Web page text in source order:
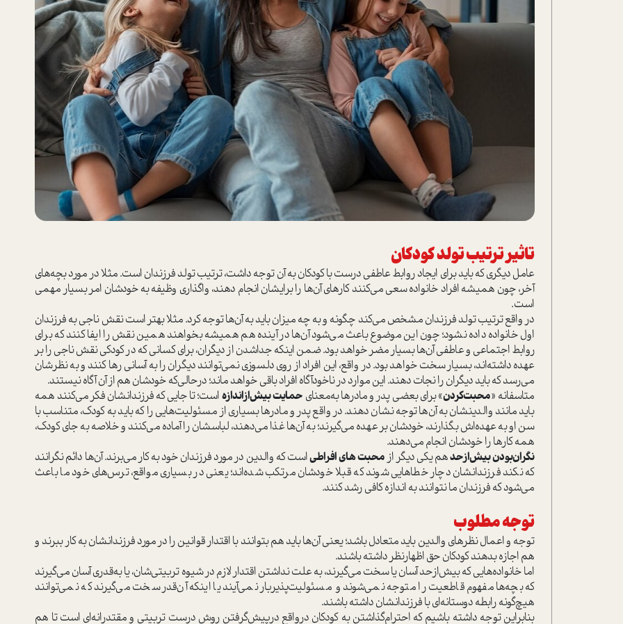
تاثیر ترتيب تولد كودكان
عامل ديگري كه بايد براي ايجاد روابط عاطفي درست با كودكان به آن توجه داشت، ترتيب تولد فرزندان است. مثلا در مورد بچه‌هاي
آخر، چون هميشه افراد خانواده سعي می‌کنند كارهاي آن‌ها را برايشان انجام دهند، واگذاري وظيفه به خودشان امر بسيار مهمي
است.
در واقع ترتيب تولد فرزندان مشخص مي‌كند چگونه و به چه ميزان بايد به آن‌ها توجه كرد. مثلا بهتر است نقش ناجي به فرزندان
اول خانواده داده نشود؛ چون اين موضوع باعث مي‌شود آن‌ها در آينده هم هميشه بخواهند همين نقش را ايفا كنند كه براي
روابط اجتماعي و عاطفي آن‌ها بسيار مضر خواهد بود. ضمن اینکه جد‌اشدن از ديگران، براي كساني كه در كودكي نقش ناجي را بر
عهده داشته‌اند، بسيار سخت خواهد بود. در واقع، اين افراد از روي دلسوزي نمي‌توانند ديگران را به آساني رها كنند و به نظرشان
مي‌رسد که بايد ديگران را نجات دهند. اين موارد در ناخود‌آگاه افراد باقي خواهد ماند؛ در‌حالي‌كه خودشان هم از آن آگاه نيستند.
متاسفانه «محبت‌كردن» براي بعضي پدر و مادرها به‌معناي حمايت بيش‌از‌اندازهاست؛ تا جايي كه فرزندانشان فكر مي‌كنند همه
بايد مانند والدينشان به آن‌ها توجه نشان دهند. در واقع پدر و مادرها بسياري از مسئوليت‌هايي را كه بايد به كودك، متناسب با
سن او به عهده‌اش بگذارند، خودشان بر عهده مي‌گيرند؛ به آن‌ها غذا مي‌دهند، لباسشان را آماده می‌کنند و خلاصه به جاي كودك،
همه كارها را خودشان انجام مي‌دهند.
نگران‌بودن بيش‌از‌حدهم يكي ديگر ازمحبت هاي افراطياست كه والدين در مورد فرزندان خود به كار مي‌برند. آن‌ها دائم نگرانند
که نكند فرزندانشان دچار خطاهايي شوند كه قبلا خودشان مرتكب شده‌اند؛ يعني در بسياري مواقع، ترس‌هاي خود ما باعث
مي‌شود که فرزندان ما نتوانند به اندازه كافي رشد كنند.
توجه مطلوب
توجه و اعمال نظرهاي والدين بايد متعادل باشد؛ يعني آن‌ها بايد هم بتوانند با اقتدار قوانين را در مورد فرزندانشان به كار ببرند و
هم اجازه بدهند كودكان حق اظهار‌نظر داشته باشند.
اما خانواده‌هايي كه بیش‌ازحد آسان يا سخت مي‌گيرند، به علت نداشتن اقتدار لازم در شيوه تربيتي‌شان، يا به‌قدري آسان مي‌گيرند
كه بچه‌ها مفهوم قاطعيت را متوجه نمي‌شوند و مسئوليت‌پذيربار نمي‌آيند يا اينكه آن‌قدر سخت مي‌گيرند كه نمي‌توانند
هيچ‌گونه رابطه دوستانه‌اي با فرزندانشان داشته باشند.
بنابراين توجه داشته باشيم که احترام‌گذاشتن به كودكان درواقع در‌پيش‌گرفتن روش درست تربيتي و مقتدرانه‌اي است تا هم